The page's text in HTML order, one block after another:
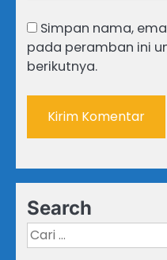
Simpan nama,
pada peramban ini
berikutnya.
Search
Cari
untuk: